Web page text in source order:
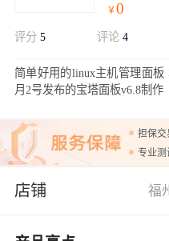
￥0
评分 5 评论 4
简单好用的linux主机管理面板
月2号发布的宝塔面板v6.8制作
担保交
专业测
店铺 福